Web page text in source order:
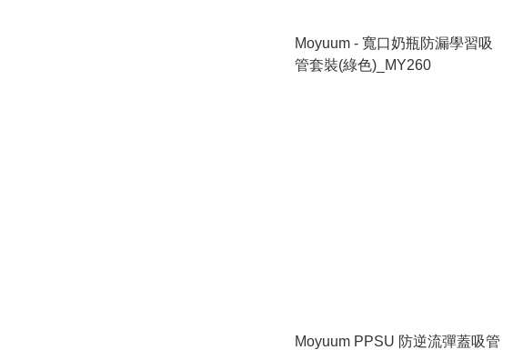
Moyuum - 寬口奶瓶防漏學習吸
管套裝(綠色)_MY260
Moyuum PPSU 防逆流彈蓋吸管